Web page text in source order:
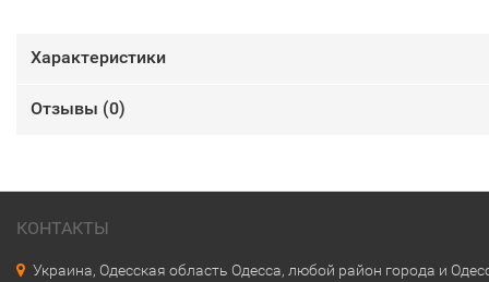
Характеристики
Отзывы (0)
КОНТАКТЫ
Украина, Одесская область Одесса, любой район города и